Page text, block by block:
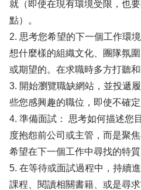
就（即使在現有環境受限，也
點）。
2. 思考您希望的下一個工作環
想什麼樣的組織文化、團隊氛
或期望的。在求職時多方打聽和
3. 開始瀏覽職缺網站，並投遞
些您感興趣的職位，即使不確定
4. 準備面試： 思考如何描述您
度抱怨前公司或主管，而是聚
希望在下一個工作中尋找的特
5. 在等待或面試過程中，持續
課程、閱讀相關書籍、或是尋